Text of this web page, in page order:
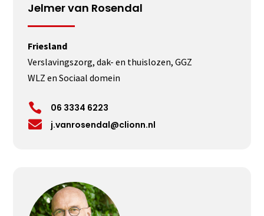
Jelmer van Rosendal
Friesland
Verslavingszorg, dak- en thuislozen, GGZ
WLZ en Sociaal domein
 06 3334 6223
 j.vanrosendal@clionn.nl